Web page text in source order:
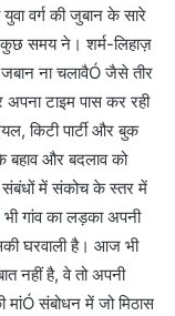
वर्ग की जुबान के सारे
समय ने। शर्म-लिहाज़
ना चलावैÓ जैसे तीर
टाइम पास कर रही
किटी पार्टी और बुक
और बदलाव को
में संकोच के स्तर में
गांव का लड़का अपनी
घरवाली है। आज भी
नहीं है, वे तो अपनी
संबोधन में जो मिठास